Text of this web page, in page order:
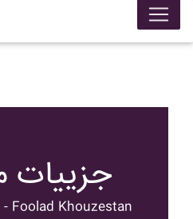
جزییات
Foolad Khouzestan